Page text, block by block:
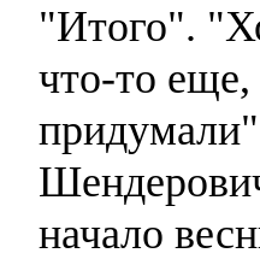
"Итого".
что-то
начало